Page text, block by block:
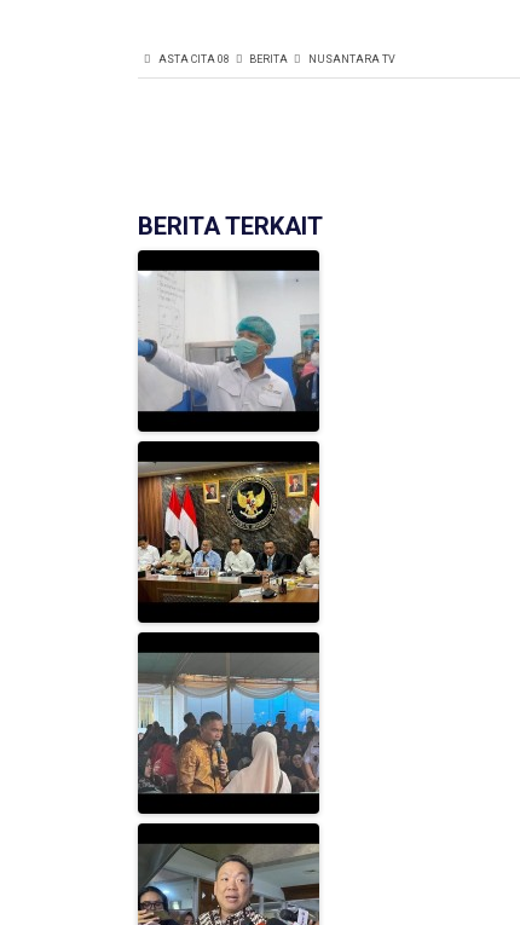
ASTA CITA 08 BERITA NUSANTARA TV
BERITA TERKAIT